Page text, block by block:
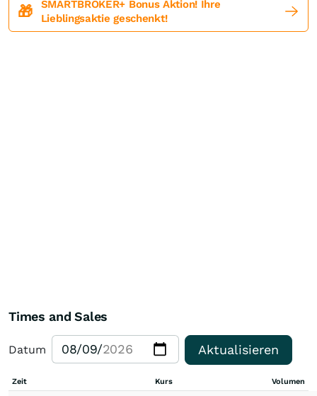
🎁
SMARTBROKER+ Bonus Aktion! Ihre
Lieblingsaktie geschenkt!
Times and Sales
Datum Aktualisieren
Zeit Kurs Volumen